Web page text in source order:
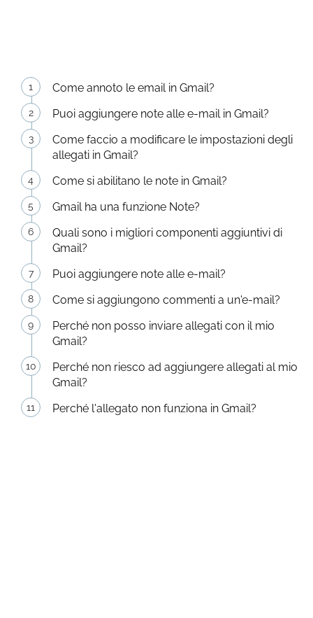
Come annoto le email in Gmail?
Puoi aggiungere note alle e-mail in Gmail?
Come faccio a modificare le impostazioni degli
allegati in Gmail?
Come si abilitano le note in Gmail?
Gmail ha una funzione Note?
Quali sono i migliori componenti aggiuntivi di
Gmail?
Puoi aggiungere note alle e-mail?
Come si aggiungono commenti a un'e-mail?
Perché non posso inviare allegati con il mio
Gmail?
Perché non riesco ad aggiungere allegati al mio
Gmail?
Perché l'allegato non funziona in Gmail?